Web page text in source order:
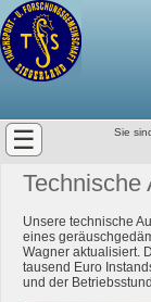
☰ Sie
Technische
Unsere technische
eines
Wagner aktualisiert.
tausend Euro
und der